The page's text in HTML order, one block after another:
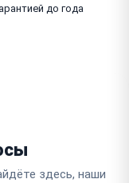
до года
здесь, наши